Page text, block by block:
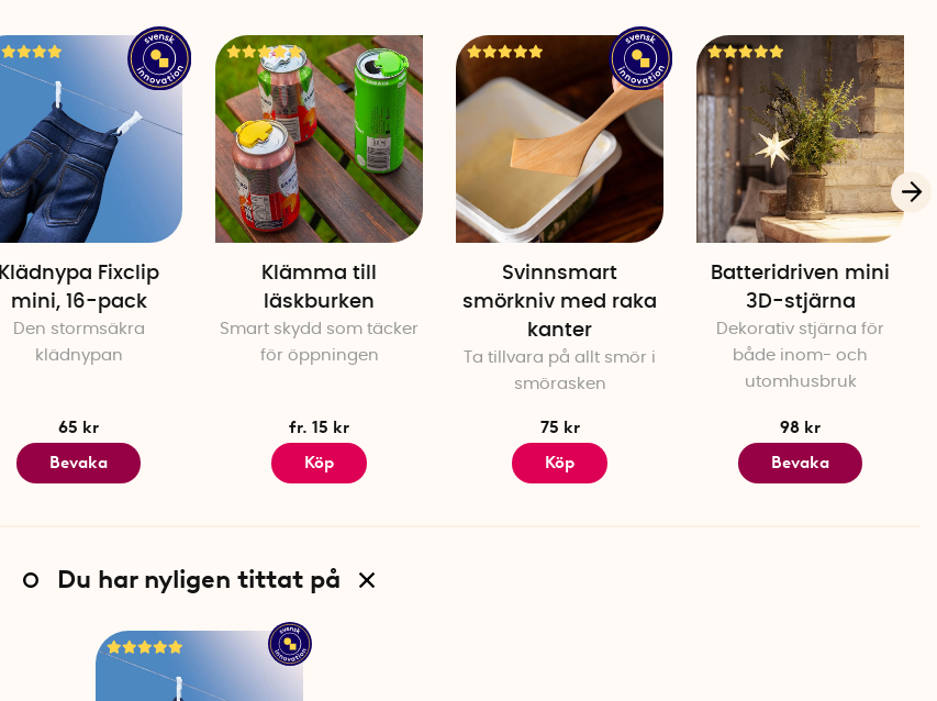
Klädnypa Fixclip
mini, 16-pack
Den stormsäkra
klädnypan
65 kr
Bevaka
Klämma till
läskburken
Smart skydd som täcker
för öppningen
fr. 15 kr
Köp
Svinnsmart
smörkniv med raka
kanter
Ta tillvara på allt smör i
smörasken
75 kr
Köp
Batteridriven mini
3D-stjärna
Dekorativ stjärna för
både inom- och
utomhusbruk
98 kr
Bevaka
Du har nyligen tittat på